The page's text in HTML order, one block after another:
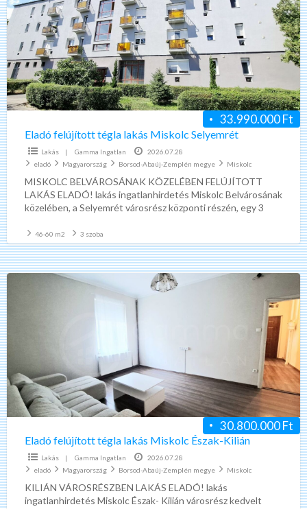
tégla
lakás
Miskolc
Selyemrét
33.990.000 Ft
Eladó felújított tégla lakás Miskolc Selyemrét
Lakás | Gamma Ingatlan
2026.07.28
eladó
Magyarország Borsod-Abaúj-Zemplén megye Miskolc
MISKOLC BELVÁROSÁNAK KÖZELÉBEN FELÚJÍTOTT
LAKÁS ELADÓ! lakás ingatlanhirdetés Miskolc Belvárosának
közelében, a Selyemrét városrész központi részén, egy 3
emeletén,
[…]
46-60 m2 3 szoba
Eladó
felújított
tégla
lakás
Miskolc
Észak-
Kilián
30.800.000 Ft
Eladó felújított tégla lakás Miskolc Észak-Kilián
Lakás | Gamma Ingatlan
2026.07.28
eladó
Magyarország Borsod-Abaúj-Zemplén megye Miskolc
KILIÁN VÁROSRÉSZBEN LAKÁS ELADÓ! lakás
ingatlanhirdetés Miskolc Észak- Kilián városrész kedvelt